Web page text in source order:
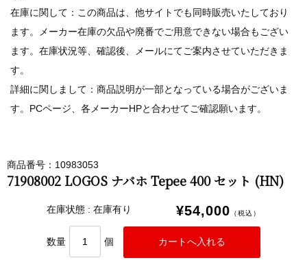
在庫に関して：この商品は、他サイトでも同時販売いたしており
ます。メーカー在庫の欠品や廃番でご用意できない場合もござい
ます。在庫状況等、確認後、メールにてご案内させていただきま
す。
詳細に関しまして：商品説明が一部となっている場合がございま
す。PCページ、各メーカーHPと合わせてご確認願います。
商品番号：10983053
71908002 LOGOS ナバホ Tepee 400 セット (HN)
在庫状態 : 在庫有り ¥54,000 （税込）
数量 個